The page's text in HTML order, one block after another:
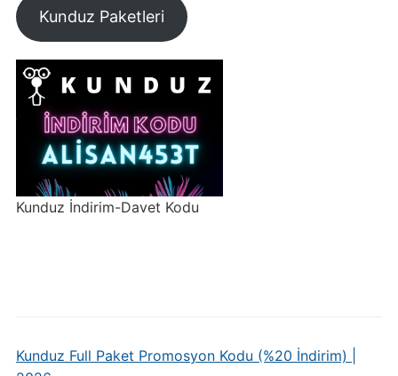
Kunduz Paketleri
Kunduz İndirim-Davet Kodu
Kunduz Full Paket Promosyon Kodu (%20 İndirim) |